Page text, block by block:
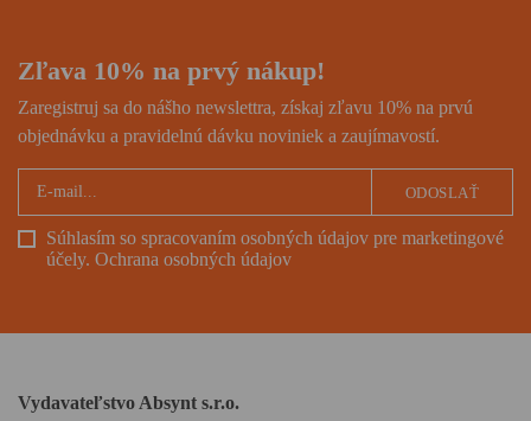
Zľava 10% na prvý nákup!
Zaregistruj sa do nášho newslettra, získaj zľavu 10% na prvú
objednávku a pravidelnú dávku noviniek a zaujímavostí.
Súhlasím so spracovaním osobných údajov pre marketingové
účely. Ochrana osobných údajov
ODOSLAŤ
Vydavateľstvo Absynt s.r.o.